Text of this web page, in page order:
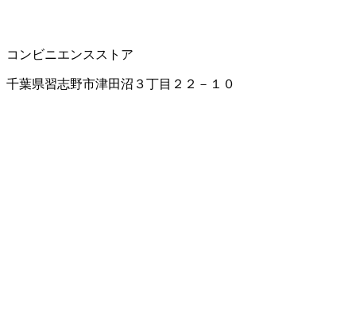
コンビニエンスストア
千葉県習志野市津田沼３丁目２２－１０